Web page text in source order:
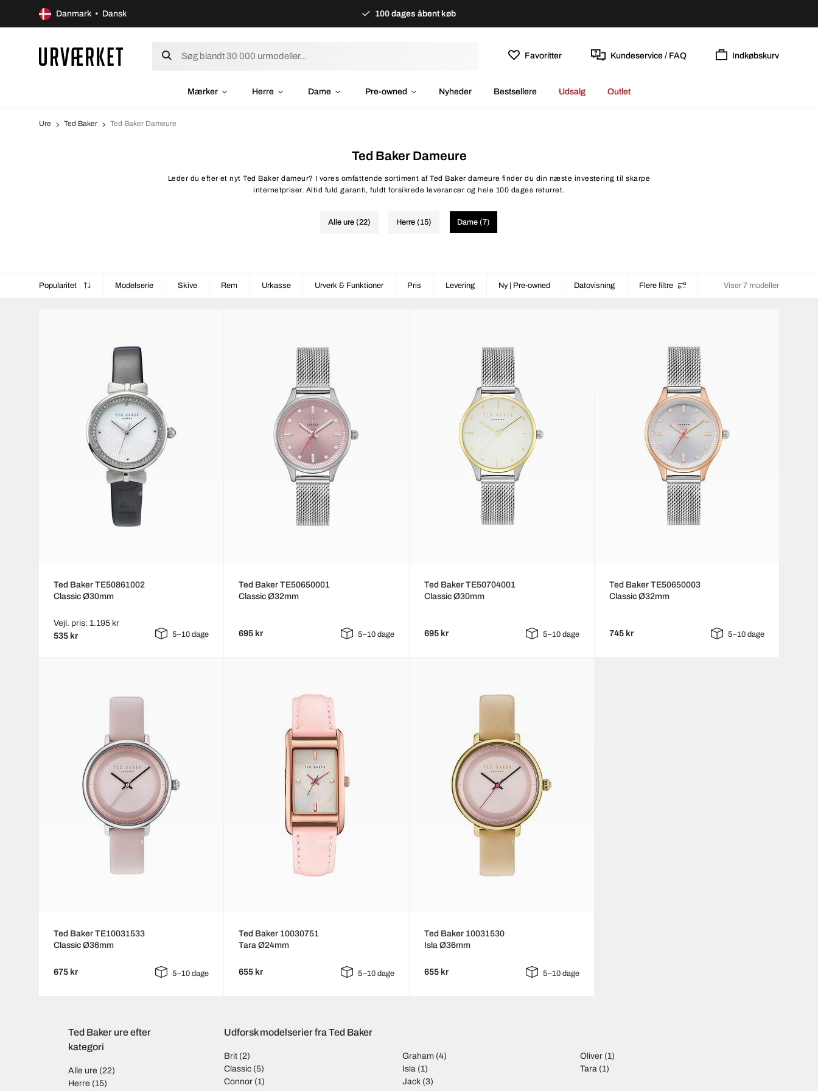
Danmark • Dansk 100 dages åbent køb
Favoritter Kundeservice / FAQ Indkøbskurv
Mærker Herre Dame Pre-owned Nyheder Bestsellere Udsalg Outlet
Ure Ted Baker Ted Baker Dameure
Ted Baker Dameure
Leder du efter et nyt Ted Baker dameur? I vores omfattende sortiment af Ted Baker dameure finder du din næste investering til skarpe
internetpriser. Altid fuld garanti, fuldt forsikrede leverancer og hele 100 dages returret.
Alle ure (22) Herre (15) Dame (7)
Popularitet Modelserie Skive Rem Urkasse Urverk & Funktioner Pris Levering Ny | Pre-owned Datovisning Flere filtre Viser 7 modeller
Ted Baker TE50861002
Classic Ø30mm
Vejl. pris: 1.195 kr
535 kr 5–10 dage
Ted Baker TE50650001
Classic Ø32mm
695 kr 5–10 dage
Ted Baker TE50704001
Classic Ø30mm
695 kr 5–10 dage
Ted Baker TE50650003
Classic Ø32mm
745 kr 5–10 dage
Ted Baker TE10031533
Classic Ø36mm
675 kr 5–10 dage
Ted Baker 10030751
Tara Ø24mm
655 kr 5–10 dage
Ted Baker 10031530
Isla Ø36mm
655 kr 5–10 dage
Ted Baker ure efter
kategori
Alle ure (22)
Herre (15)
Udforsk modelserier fra Ted Baker
Brit (2)
Classic (5)
Connor (1)
Graham(4)
Isla (1)
Jack(3)
Oliver (1)
Tara (1)